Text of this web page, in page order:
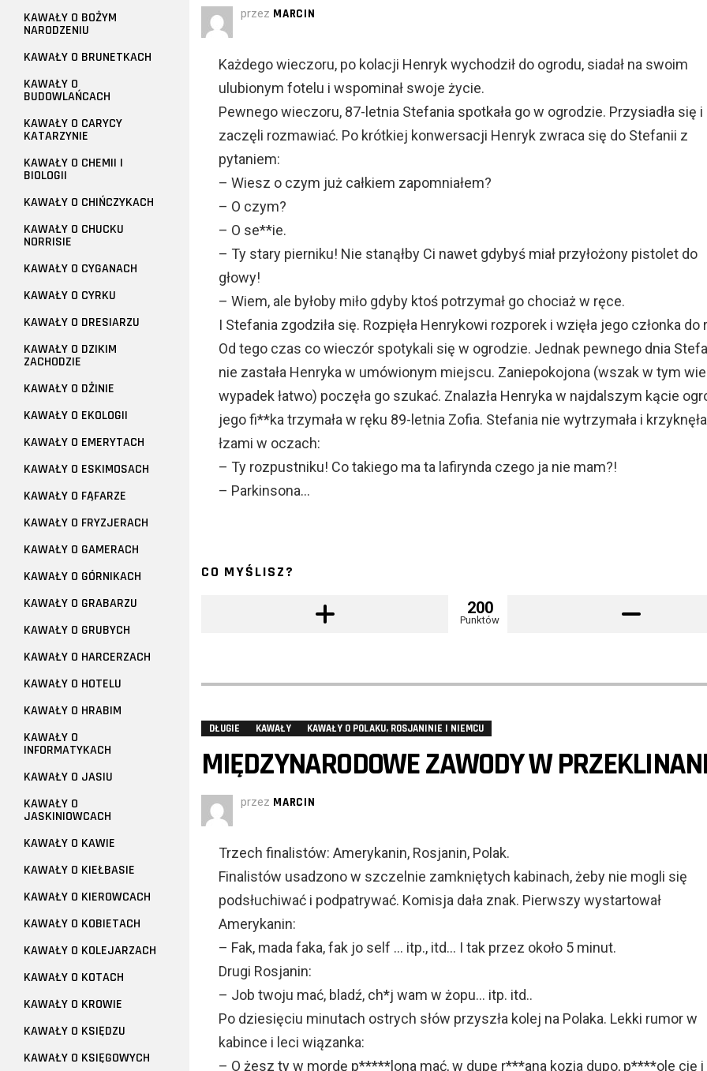
przez MARCIN
Każdego wieczoru, po kolacji Henryk wychodził do ogrodu, siadał na swoim
ulubionym fotelu i wspominał swoje życie.
Pewnego wieczoru, 87-letnia Stefania spotkała go w ogrodzie. Przysiadła się i
zaczęli rozmawiać. Po krótkiej konwersacji Henryk zwraca się do Stefanii z
pytaniem:
– Wiesz o czym już całkiem zapomniałem?
– O czym?
– O se**ie.
– Ty stary pierniku! Nie stanąłby Ci nawet gdybyś miał przyłożony pistolet do
głowy!
– Wiem, ale byłoby miło gdyby ktoś potrzymał go chociaż w ręce.
I Stefania zgodziła się. Rozpięła Henrykowi rozporek i wzięła jego członka do
Od tego czas co wieczór spotykali się w ogrodzie. Jednak pewnego dnia
nie zastała Henryka w umówionym miejscu. Zaniepokojona (wszak w tym
wypadek łatwo) poczęła go szukać. Znalazła Henryka w najdalszym kącie
jego fi**ka trzymała w ręku 89-letnia Zofia. Stefania nie wytrzymała i
łzami w oczach:
– Ty rozpustniku! Co takiego ma ta lafirynda czego ja nie mam?!
– Parkinsona…
CO MYŚLISZ?
200
Punktów
DŁUGIE KAWAŁY KAWAŁY O POLAKU, ROSJANINIE I NIEMCU
MIĘDZYNARODOWE ZAWODY W
przez MARCIN
Trzech finalistów: Amerykanin, Rosjanin, Polak.
Finalistów usadzono w szczelnie zamkniętych kabinach, żeby nie mogli się
podsłuchiwać i podpatrywać. Komisja dała znak. Pierwszy wystartował
Amerykanin:
– Fak, mada faka, fak jo self … itp., itd… I tak przez około 5 minut.
Drugi Rosjanin:
– Job twoju mać, bladź, ch*j wam w żopu… itp. itd..
Po dziesięciu minutach ostrych słów przyszła kolej na Polaka. Lekki rumor w
kabince i leci wiązanka:
– O żesz ty w mordę p*****lona mać, w dupę r***ana kozia dupo, p****ole cię i
KAWAŁY O BOŻYM
NARODZENIU
KAWAŁY O BRUNETKACH
KAWAŁY O
BUDOWLAŃCACH
KAWAŁY O CARYCY
KATARZYNIE
KAWAŁY O CHEMII I
BIOLOGII
KAWAŁY O CHIŃCZYKACH
KAWAŁY O CHUCKU
NORRISIE
KAWAŁY O CYGANACH
KAWAŁY O CYRKU
KAWAŁY O DRESIARZU
KAWAŁY O DZIKIM
ZACHODZIE
KAWAŁY O DŻINIE
KAWAŁY O EKOLOGII
KAWAŁY O EMERYTACH
KAWAŁY O ESKIMOSACH
KAWAŁY O FĄFARZE
KAWAŁY O FRYZJERACH
KAWAŁY O GAMERACH
KAWAŁY O GÓRNIKACH
KAWAŁY O GRABARZU
KAWAŁY O GRUBYCH
KAWAŁY O HARCERZACH
KAWAŁY O HOTELU
KAWAŁY O HRABIM
KAWAŁY O
INFORMATYKACH
KAWAŁY O JASIU
KAWAŁY O
JASKINIOWCACH
KAWAŁY O KAWIE
KAWAŁY O KIEŁBASIE
KAWAŁY O KIEROWCACH
KAWAŁY O KOBIETACH
KAWAŁY O KOLEJARZACH
KAWAŁY O KOTACH
KAWAŁY O KROWIE
KAWAŁY O KSIĘDZU
KAWAŁY O KSIĘGOWYCH